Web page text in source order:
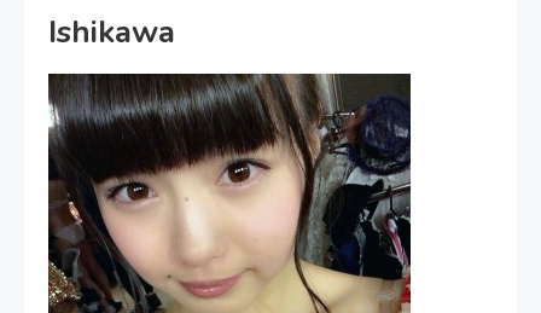
Ishikawa